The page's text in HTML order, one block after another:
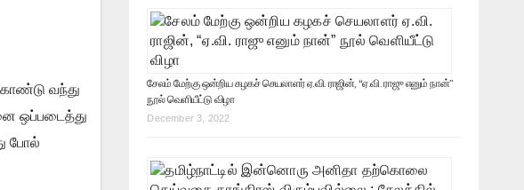
வந்து
ஒப்படைத்து
போல்
சேலம் மேற்கு ஒன்றிய கழகச் செயலாளர் ஏ.வி. ராஜின், “ஏ.வி. ராஜு எனும் நான்”
நூல் வெளியீட்டு விழா
December 3, 2022